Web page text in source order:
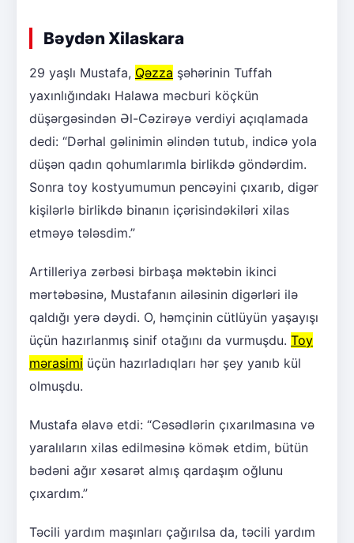
Bəydən Xilaskara
29 yaşlı Mustafa, Qəzza şəhərinin Tuffah
yaxınlığındakı Halawa məcburi köçkün
düşərgəsindən Əl-Cəzirəyə verdiyi açıqlamada
dedi: “Dərhal gəlinimin əlindən tutub, indicə yola
düşən qadın qohumlarımla birlikdə göndərdim.
Sonra toy kostyumumun pencəyini çıxarıb, digər
kişilərlə birlikdə binanın içərisindəkiləri xilas
etməyə tələsdim.”
Artilleriya zərbəsi birbaşa məktəbin ikinci
mərtəbəsinə, Mustafanın ailəsinin digərləri ilə
qaldığı yerə dəydi. O, həmçinin cütlüyün yaşayışı
üçün hazırlanmış sinif otağını da vurmuşdu. Toy
mərasimi üçün hazırladıqları hər şey yanıb kül
olmuşdu.
Mustafa əlavə etdi: “Cəsədlərin çıxarılmasına və
yaralıların xilas edilməsinə kömək etdim, bütün
bədəni ağır xəsarət almış qardaşım oğlunu
çıxardım.”
Təcili yardım maşınları çağırılsa da, təcili yardım